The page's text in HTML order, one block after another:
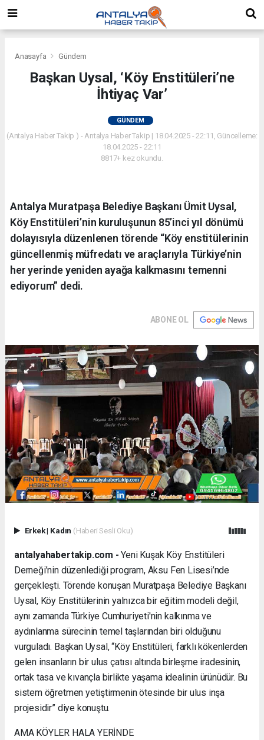
Anasayfa Gündem
Başkan Uysal, ‘Köy Enstitüleri’ne
İhtiyaç Var’
GÜNDEM
(Antalya Haber Takip ) - Antalya Haber Takip | 18.04.2025 - 22:11, Güncelleme:
18.04.2025 - 22:11
8817+ kez okundu.
Antalya Muratpaşa Belediye Başkanı Ümit Uysal,
Köy Enstitüleri’nin kuruluşunun 85’inci yıl dönümü
dolayısıyla düzenlenen törende “Köy enstitülerinin
güncellenmiş müfredatı ve araçlarıyla Türkiye’nin
her yerinde yeniden ayağa kalkmasını temenni
ediyorum” dedi.
ABONE OL
Erkek| Kadın (Haberi Sesli Oku)
antalyahabertakip.com - Yeni Kuşak Köy Enstitüleri
Derneği’nin düzenlediği program, Aksu Fen Lisesi’nde
gerçekleşti. Törende konuşan Muratpaşa Belediye Başkanı
Uysal, Köy Enstitülerinin yalnızca bir eğitim modeli değil,
aynı zamanda Türkiye Cumhuriyeti'nin kalkınma ve
aydınlanma sürecinin temel taşlarından biri olduğunu
vurguladı. Başkan Uysal, “Köy Enstitüleri, farklı kökenlerden
gelen insanların bir ulus çatısı altında birleşme iradesinin,
ortak tasa ve kıvançla birlikte yaşama idealinin ürünüdür. Bu
sistem öğretmen yetiştirmenin ötesinde bir ulus inşa
projesidir” diye konuştu.
AMA KÖYLER HALA YERİNDE